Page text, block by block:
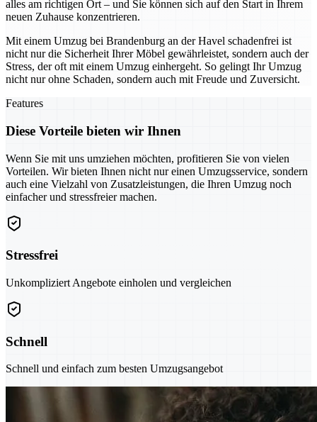
alles am richtigen Ort – und Sie können sich auf den Start in Ihrem
neuen Zuhause konzentrieren.
Mit einem Umzug bei Brandenburg an der Havel schadenfrei ist
nicht nur die Sicherheit Ihrer Möbel gewährleistet, sondern auch der
Stress, der oft mit einem Umzug einhergeht. So gelingt Ihr Umzug
nicht nur ohne Schaden, sondern auch mit Freude und Zuversicht.
Features
Diese Vorteile bieten wir Ihnen
Wenn Sie mit uns umziehen möchten, profitieren Sie von vielen
Vorteilen. Wir bieten Ihnen nicht nur einen Umzugsservice, sondern
auch eine Vielzahl von Zusatzleistungen, die Ihren Umzug noch
einfacher und stressfreier machen.
Stressfrei
Unkompliziert Angebote einholen und vergleichen
Schnell
Schnell und einfach zum besten Umzugsangebot